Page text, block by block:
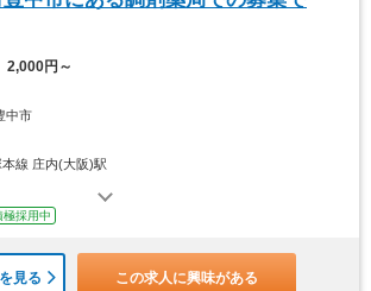
2,000円～
中市
本線 庄内(大阪)駅
極採用中
見る この求人に興味がある